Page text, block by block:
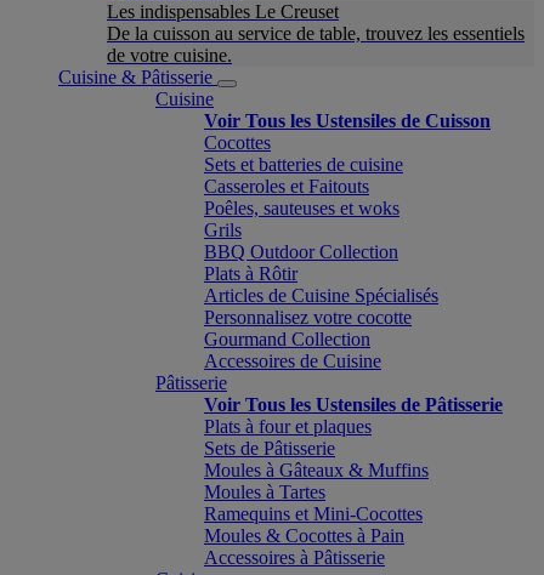
Les indispensables Le Creuset
De la cuisson au service de table, trouvez les essentiels
de votre cuisine.
Cuisine & Pâtisserie
Cuisine
Voir Tous les Ustensiles de Cuisson
Cocottes
Sets et batteries de cuisine
Casseroles et Faitouts
Poêles, sauteuses et woks
Grils
BBQ Outdoor Collection
Plats à Rôtir
Articles de Cuisine Spécialisés
Personnalisez votre cocotte
Gourmand Collection
Accessoires de Cuisine
Pâtisserie
Voir Tous les Ustensiles de Pâtisserie
Plats à four et plaques
Sets de Pâtisserie
Moules à Gâteaux & Muffins
Moules à Tartes
Ramequins et Mini-Cocottes
Moules & Cocottes à Pain
Accessoires à Pâtisserie